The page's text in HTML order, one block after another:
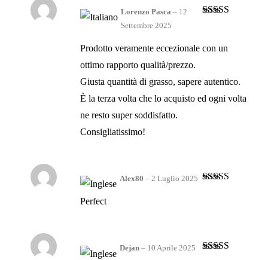
Lorenzo Pasca – 12
Settembre 2025
Prodotto veramente eccezionale con un
ottimo rapporto qualità/prezzo.
Giusta quantità di grasso, sapere autentico.
È la terza volta che lo acquisto ed ogni volta
ne resto super soddisfatto.
Consigliatissimo!
Alex80 – 2 Luglio 2025
Perfect
Dejan – 10 Aprile 2025